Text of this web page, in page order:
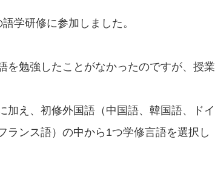
学研修に参加しました。
を勉強したことがなかったのですが、授業
加え、初修外国語（中国語、韓国語、ドイ
ランス語）の中から1つ学修言語を選択し